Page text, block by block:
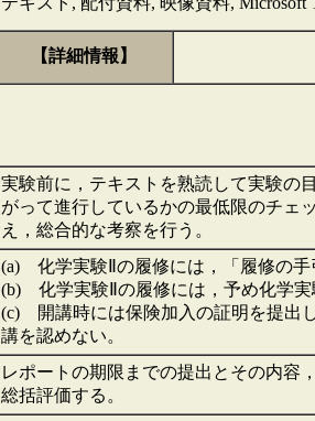
【詳細情報】
実験前に，テキストを熟読して実験の
がって進行しているかの最低限のチェ
え，総合的な考察を行う。
(a) 化学実験Ⅱの履修には，「履修の
(b) 化学実験Ⅱの履修には，予め化学実
(c) 開講時には保険加入の証明を提出
講を認めない。
レポートの期限までの提出とその内容
総括評価する。